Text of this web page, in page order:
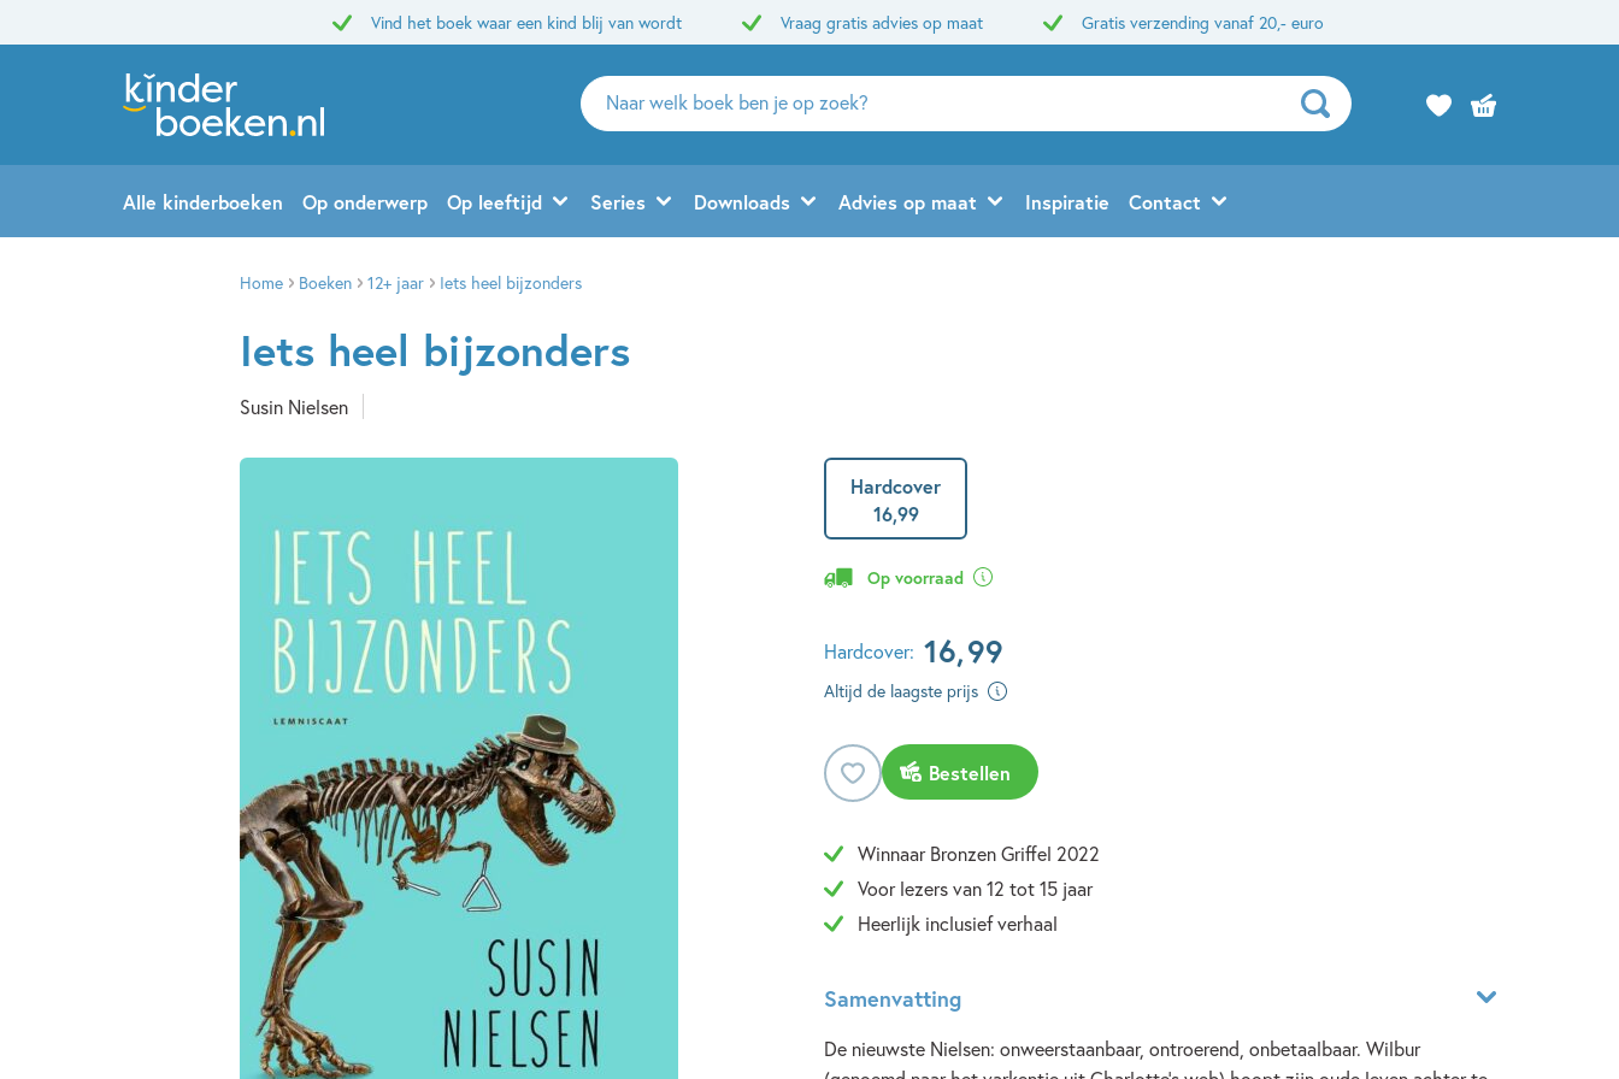
Vind het boek waar een kind blij van wordt Vraag gratis advies op maat Gratis verzending vanaf 20,- euro
Zoeken
naar
en
uitgevers
Alle kinderboeken Op onderwerp Op leeftijd Series Downloads Advies op maat Inspiratie Contact
Home Boeken 12+ jaar Iets heel bijzonders
Iets heel bijzonders
Susin Nielsen
Hardcover
16,99
Op voorraad
Hardcover: 16,99
Altijd de laagste prijs
Bestellen
Winnaar Bronzen Griffel 2022
Voor lezers van 12 tot 15 jaar
Heerlijk inclusief verhaal
Samenvatting
De nieuwste Nielsen: onweerstaanbaar, ontroerend, onbetaalbaar. Wilbur